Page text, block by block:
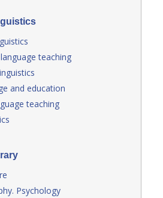
teaching
and education
teaching
Psychology